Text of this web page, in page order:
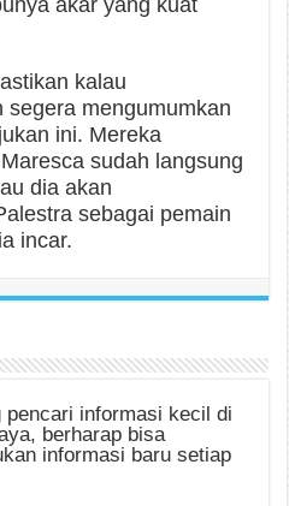
kalau
segera mengumumkan
ini. Mereka
sudah langsung
dia akan
sebagai pemain
incar.
pencari informasi kecil di
berharap bisa
informasi baru setiap